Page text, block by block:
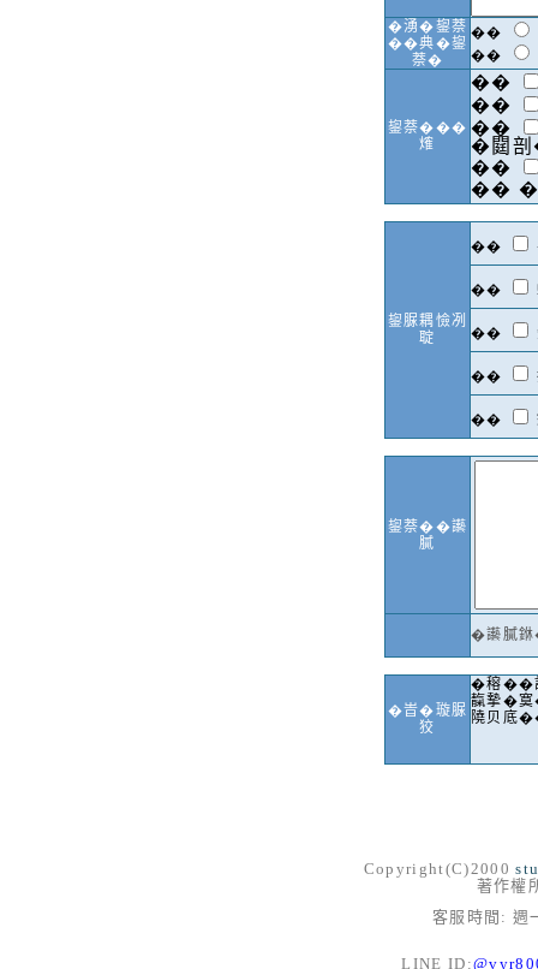
�湧�鋆萘
��典�鋆
萘�
��
��
鋆萘���
𤌍
��
��
��
�閮
��
��
鋆脲耦憸冽
聢
��
��
��
��
��
鋆萘��讛
膩
�讛膩
�峕�璇脲
狡
�穃��
靝摯�寞
隢贝底
Copyright(C)2000
著作權
客服時間: 週
LINE ID: